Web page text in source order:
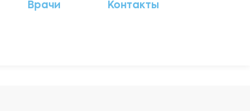
Врачи
Контакты